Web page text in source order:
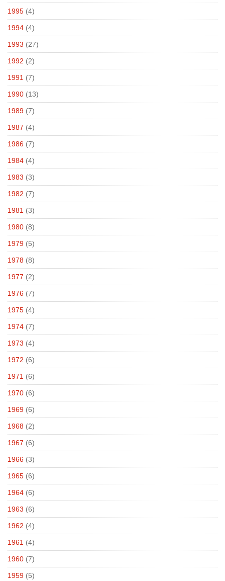
1995 (4)
1994 (4)
1993 (27)
1992 (2)
1991 (7)
1990 (13)
1989 (7)
1987 (4)
1986 (7)
1984 (4)
1983 (3)
1982 (7)
1981 (3)
1980 (8)
1979 (5)
1978 (8)
1977 (2)
1976 (7)
1975 (4)
1974 (7)
1973 (4)
1972 (6)
1971 (6)
1970 (6)
1969 (6)
1968 (2)
1967 (6)
1966 (3)
1965 (6)
1964 (6)
1963 (6)
1962 (4)
1961 (4)
1960 (7)
1959 (5)